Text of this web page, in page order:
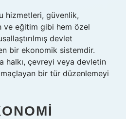
hizmetleri, güvenlik,
ve eğitim gibi hem özel
devlet
bir ekonomik sistemdir.
halkı, çevreyi veya devletin
bir tür düzenlemeyi